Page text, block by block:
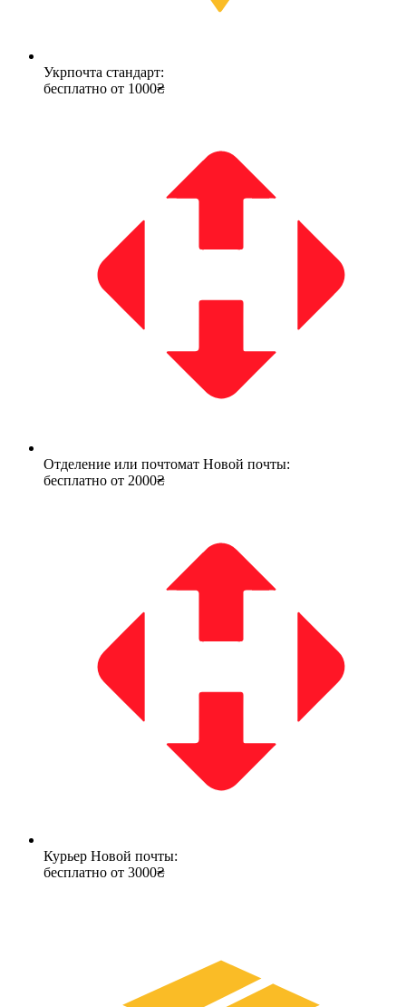
Укрпочта стандарт:
бесплатно от 1000₴
Отделение или почтомат Новой почты:
бесплатно от 2000₴
Курьер Новой почты:
бесплатно от 3000₴